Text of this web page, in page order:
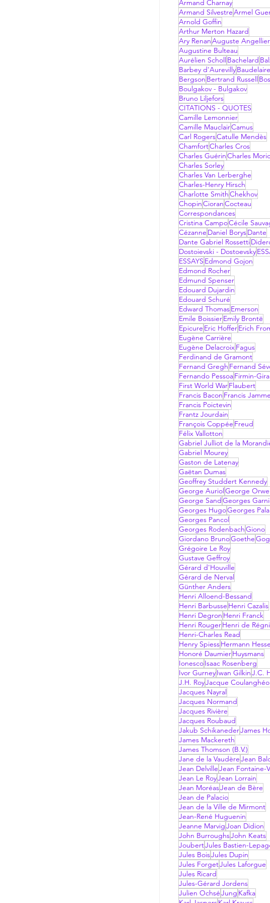
Armand Charnay
Armand SilvestreArmel
Arnold Goffin
Arthur Merton Hazard
Ary RenanAuguste Angellier
Augustine Bulteau
Aurélien Scholl Bachelard
Barbey d'AurevillyBaudelaire
Bergson Bertrand Russell
Boulgakov - Bulgakov
Bruno Liljefors
CITATIONS - QUOTES
Camille Lemonnier
Camille MauclairCamus
Carl RogersCatulle Mendès
ChamfortCharles Cros
Charles GuérinCharles
Charles Sorley
Charles Van Lerberghe
Charles-Henry Hirsch
Charlotte SmithChekhov
ChopinCioranCocteau
Correspondances
Cristina CampoCécile
Cézanne Daniel BorysDante
Dante Gabriel Rossetti
Dostoievski - Dostoevsky
ESSAYS Edmond Gojon
Edmond Rocher
Edmund Spenser
Edouard Dujardin
Edouard Schuré
Edward ThomasEmerson
Emile BoissierEmily Brontë
Epicure Eric HofferErich
Eugène Carrière
Eugène DelacroixFagus
Ferdinand de Gramont
Fernand Gregh Fernand
Fernando PessoaFirmin-
First World WarFlaubert
Francis Bacon Francis
Francis Poictevin
Frantz Jourdain
François Coppée Freud
Félix Vallotton
Gabriel Julliot de la
Gabriel Mourey
Gaston de Latenay
Gaëtan Dumas
Geoffrey Studdert Kennedy
George Auriol George
George Sand Georges
Georges HugoGeorges
Georges Pancol
Georges RodenbachGiono
Giordano BrunoGoethe
Grégoire Le Roy
Gustave Geffroy
Gérard d'Houville
Gérard de Nerval
Günther Anders
Henri Alloend-Bessand
Henri Barbusse Henri Cazalis
Henri Degron Henri Franck
Henri RougerHenri de
Henri-Charles Read
Henry SpiessHermann
Honoré DaumierHuysmans
IonescoIsaac Rosenberg
Ivor GurneyIwan GilkinJ.C.
J.H. RoyJacque
Jacques Nayral
Jacques Normand
Jacques Rivière
Jacques Roubaud
Jakub SchikanederJames
James Mackereth
James Thomson (B.V.)
Jane de la VaudèreJean
Jean DelvilleJean Fontaine-
Jean Le RoyJean Lorrain
Jean MoréasJean de Bère
Jean de Palacio
Jean de la Ville de Mirmont
Jean-René Huguenin
Jeanne MarvigJoan Didion
John BurroughsJohn Keats
JoubertJules Bastien-
Jules BoisJules Dupin
Jules ForgetJules Laforgue
Jules Ricard
Jules-Gérard Jordens
Julien OchséJung Kafka